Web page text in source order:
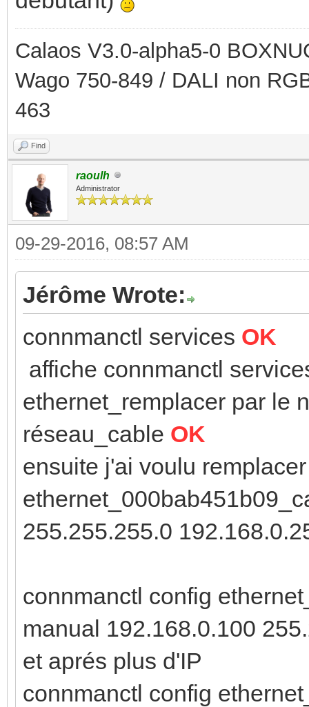
Calaos V3.0-alpha5-0
Wago 750-849 / DALI non
463
Find
raoulh
Administrator
09-29-2016, 08:57 AM
Jérôme Wrote:
connmanctl services OK
affiche connmanctl
ethernet_remplacer par le
réseau_cable OK
ensuite j'ai voulu
255.255.255.0
connmanctl config
manual 192.168.0.100
et aprés plus d'IP
connmanctl config